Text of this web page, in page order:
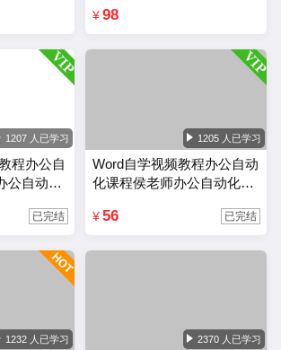
¥ 98
1207 人已学习
程办公自
公自动化
已完结
1205 人已学习
Word自学视频教程办公自动
化课程侯老师办公自动化wo
¥ 56 已完结
1232 人已学习 2370 人已学习